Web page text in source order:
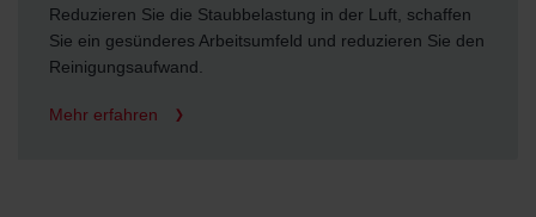
Reduzieren Sie die Staubbelastung in der Luft, schaffen
Sie ein gesünderes Arbeitsumfeld und reduzieren Sie den
Reinigungsaufwand.
Mehr erfahren